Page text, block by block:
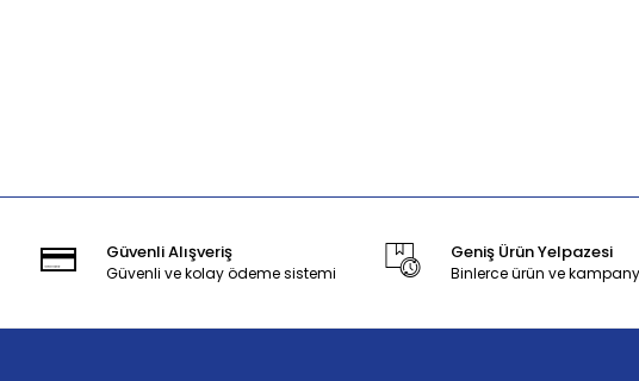
Güvenli Alışveriş
Güvenli ve kolay ödeme sistemi
Geniş Ürün Yelpazesi
Binlerce ürün ve